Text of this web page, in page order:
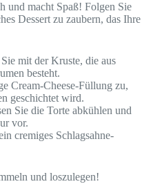
und macht Spaß! Folgen Sie
Dessert zu zaubern, das Ihre
mit der Kruste, die aus
besteht.
Cream-Cheese-Füllung zu,
geschichtet wird.
Sie die Torte abkühlen und
vor.
cremiges Schlagsahne-
und loszulegen!